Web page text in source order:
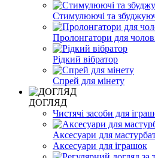
Стимулюючі та
Пролонгатори для
Рідкий вібратор
Спрей для мінету
ДОГЛЯД
Чистячі засоби для
Аксесуари для
Аксесуари для іграшок